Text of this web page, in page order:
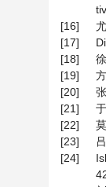
[16]
[17]
[18]
[19]
[20]
[21]
[22]
[23]
[24]